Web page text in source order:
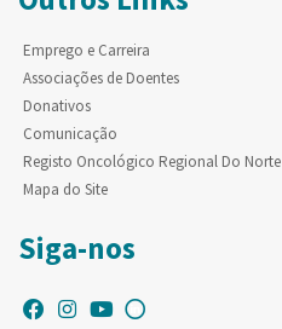
Emprego e Carreira
Associações de Doentes
Donativos
Comunicação
Registo Oncológico Regional Do Norte
Mapa do Site
Siga-nos